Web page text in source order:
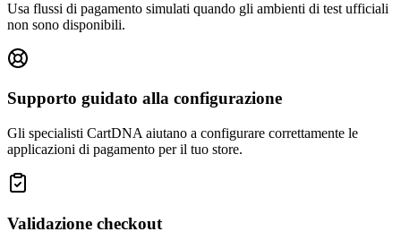
Usa flussi di pagamento simulati quando gli ambienti di test ufficiali
non sono disponibili.
Supporto guidato alla configurazione
Gli specialisti CartDNA aiutano a configurare correttamente le
applicazioni di pagamento per il tuo store.
Validazione checkout